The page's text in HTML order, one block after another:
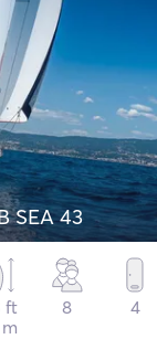
SEA 43
ft
8 4